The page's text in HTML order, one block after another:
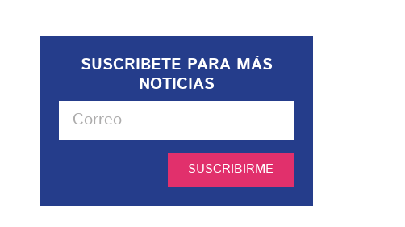
SUSCRIBETE PARA MÁS
NOTICIAS
SUSCRIBIRME